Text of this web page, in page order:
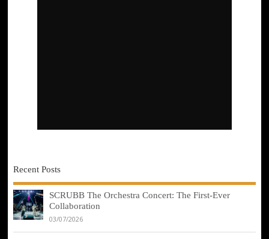
Recent Posts
SCRUBB The Orchestra Concert: The First-Ever
Collaboration
03/07/2026